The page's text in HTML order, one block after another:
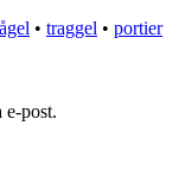
• traggel • portier
e-post.